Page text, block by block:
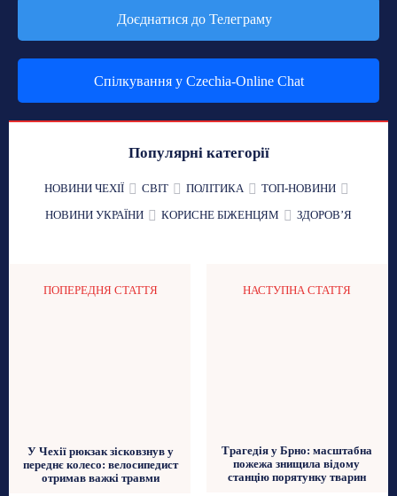
Доєднатися до Телеграму
Спілкування у Czechia-Online Chat
Популярні категорії
НОВИНИ ЧЕХІЇ СВІТ ПОЛІТИКА
ТОП-НОВИНИ
НОВИНИ УКРАЇНИ
КОРИСНЕ БІЖЕНЦЯМ ЗДОРОВʼЯ
ПОПЕРЕДНЯ СТАТТЯ
У Чехії рюкзак зісковзнув у
переднє колесо: велосипедист
отримав важкі травми
НАСТУПНА СТАТТЯ
Трагедія у Брно: масштабна
пожежа знищила відому
станцію порятунку тварин